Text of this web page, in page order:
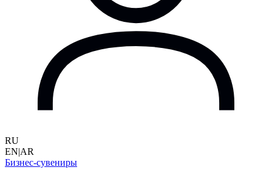
RU
EN|AR
Бизнес-сувениры